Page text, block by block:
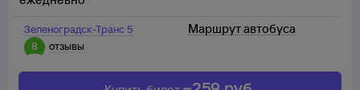
Зеленоградск-Транс 5
8
отзывы
Маршрут автобуса